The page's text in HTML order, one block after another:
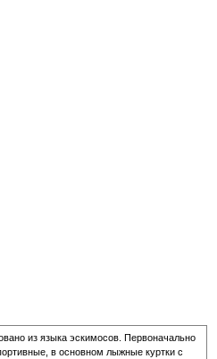
из языка эскимосов. Первоначально
в основном лыжные куртки с